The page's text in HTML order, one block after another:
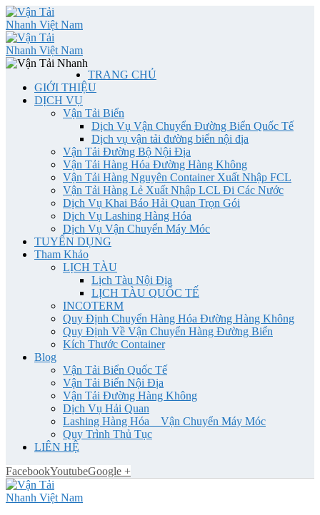
TRANG CHỦ
GIỚI THIỆU
DỊCH VỤ
Vận Tải Biển
Dịch Vụ Vận Chuyển Đường Biển Quốc Tế
Dịch vụ vận tải đường biển nội địa
Vận Tải Đường Bộ Nội Địa
Vận Tải Hàng Hóa Đường Hàng Không
Vận Tải Hàng Nguyên Container Xuất Nhập FCL
Vận Tải Hàng Lẻ Xuất Nhập LCL Đi Các Nước
Dịch Vụ Khai Báo Hải Quan Trọn Gói
Dịch Vụ Lashing Hàng Hóa
Dịch Vụ Vận Chuyển Máy Móc
TUYỂN DỤNG
Tham Khảo
LỊCH TÀU
Lịch Tàu Nội Địa
LỊCH TÀU QUỐC TẾ
INCOTERM
Quy Định Chuyển Hàng Hóa Đường Hàng Không
Quy Định Về Vận Chuyển Hàng Đường Biển
Kích Thước Container
Blog
Vận Tải Biển Quốc Tế
Vận Tải Biển Nội Địa
Vận Tải Đường Hàng Không
Dịch Vụ Hải Quan
Lashing Hàng Hóa _ Vận Chuyển Máy Móc
Quy Trình Thủ Tục
LIÊN HỆ
FacebookYoutubeGoogle +